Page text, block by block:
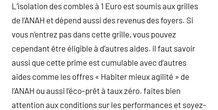
L’isolation des combles à 1 Euro est soumis aux grilles
de l’ANAH et dépend aussi des revenus des foyers. Si
vous n’entrez pas dans cette grille, vous pouvez
cependant être éligible à d’autres aides. il faut savoir
aussi que cette prime est cumulable avec d’autres
aides comme les offres « Habiter mieux agilité » de
l’ANAH ou aussi l’éco-prêt à taux zéro. faites bien
attention aux conditions sur les performances et soyez-